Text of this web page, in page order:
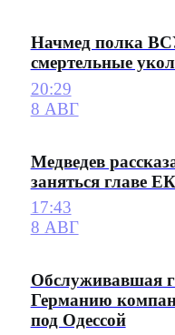
Начмед полка
смертельные
20:29
8 АВГ
Медведев
заняться главе
17:43
8 АВГ
Обслуживавшая
Германию
под Одессой